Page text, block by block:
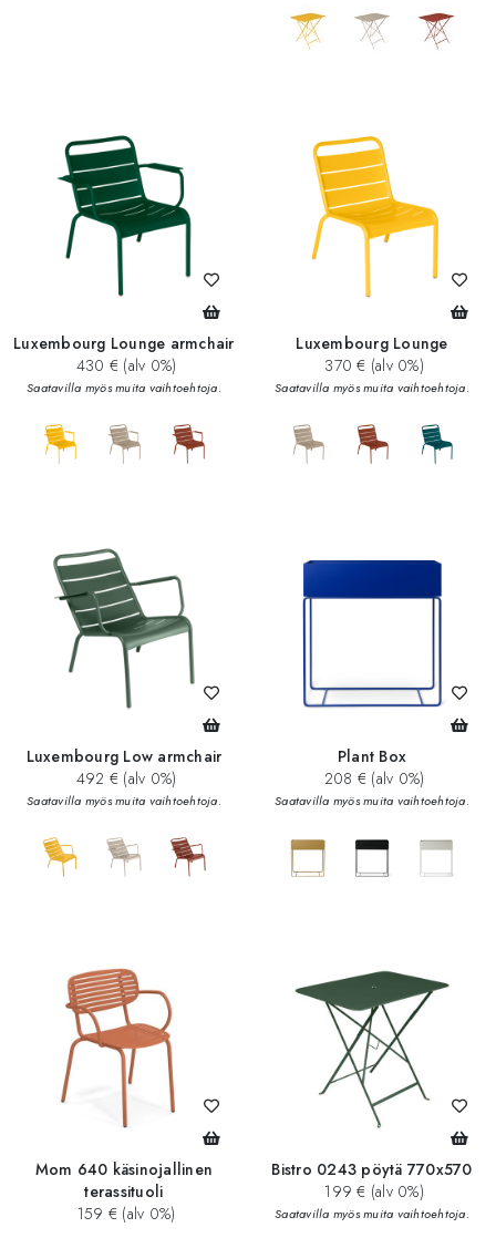
Luxembourg Lounge armchair
430 € (alv 0%)
Saatavilla myös muita vaihtoehtoja.
Luxembourg Lounge
370 € (alv 0%)
Saatavilla myös muita vaihtoehtoja.
Luxembourg Low armchair
492 € (alv 0%)
Saatavilla myös muita vaihtoehtoja.
Plant Box
208 € (alv 0%)
Saatavilla myös muita vaihtoehtoja.
Mom 640 käsinojallinen
terassituoli
159 € (alv 0%)
Bistro 0243 pöytä 770x570
199 € (alv 0%)
Saatavilla myös muita vaihtoehtoja.